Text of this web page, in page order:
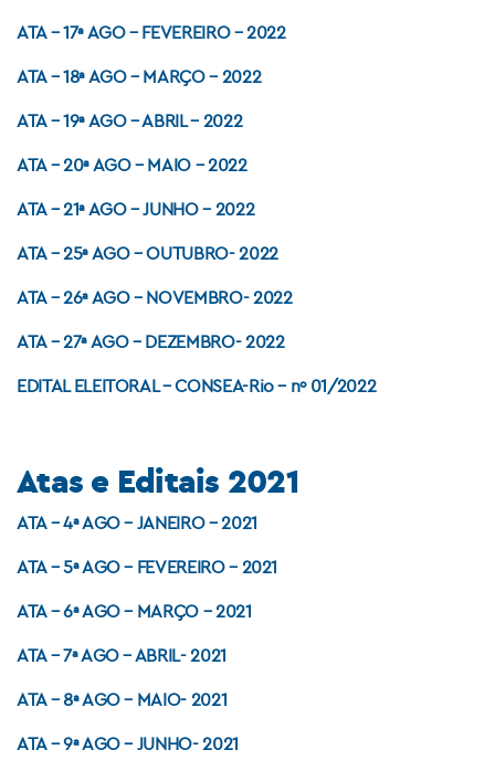
ATA – 17ª AGO – FEVEREIRO – 2022
ATA – 18ª AGO – MARÇO – 2022
ATA – 19ª AGO – ABRIL – 2022
ATA – 20ª AGO – MAIO – 2022
ATA – 21ª AGO – JUNHO – 2022
ATA – 25ª AGO – OUTUBRO- 2022
ATA – 26ª AGO – NOVEMBRO- 2022
ATA – 27ª AGO – DEZEMBRO- 2022
EDITAL ELEITORAL – CONSEA-Rio – nº 01/2022
Atas e Editais 2021
ATA – 4ª AGO – JANEIRO – 2021
ATA – 5ª AGO – FEVEREIRO – 2021
ATA – 6ª AGO – MARÇO – 2021
ATA – 7ª AGO – ABRIL- 2021
ATA – 8ª AGO – MAIO- 2021
ATA – 9ª AGO – JUNHO- 2021